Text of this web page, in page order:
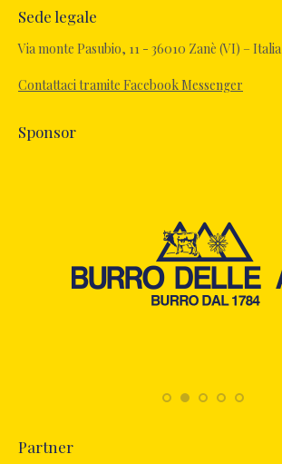
opens
in
window
Sede legale
Via monte Pasubio, 11 - 36010 Zanè (VI) – Italia
Contattaci tramite Facebook Messenger
Sponsor
Partner